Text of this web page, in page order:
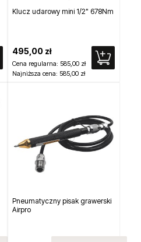
Klucz udarowy mini 1/2" 678Nm
495,00 zł
Cena regularna: 585,00 zł
Najniższa cena: 585,00 zł
Pneumatyczny pisak grawerski
Airpro